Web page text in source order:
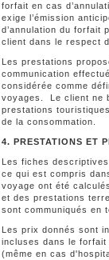
forfait en cas
exige l’émission
d’annulation du forfait
client dans le respect
Les prestations
communication
considérée comme
voyages. Le client ne
prestations
de la consommation.
4. PRESTATIONS ET
Les fiches
ce qui est compris
voyage ont été
et des prestations
sont communiqués en
Les prix donnés sont
incluses dans le
(même en cas